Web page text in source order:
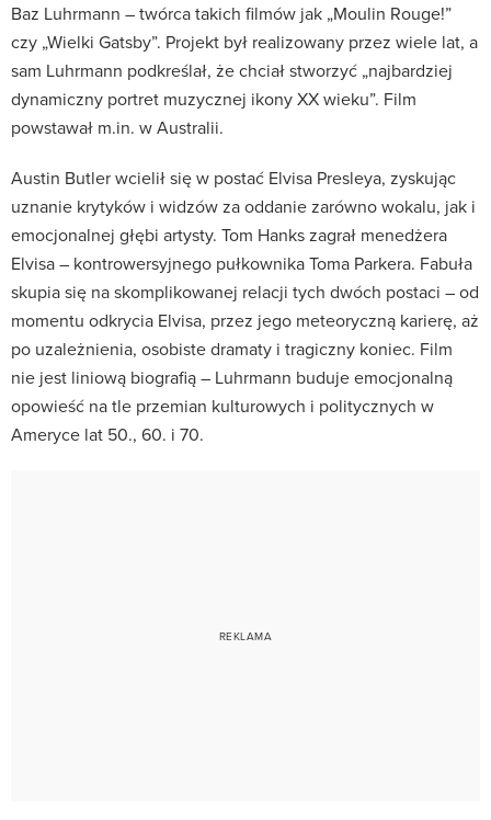
Baz Luhrmann – twórca takich filmów jak „Moulin Rouge!”
czy „Wielki Gatsby”. Projekt był realizowany przez wiele lat, a
sam Luhrmann podkreślał, że chciał stworzyć „najbardziej
dynamiczny portret muzycznej ikony XX wieku”. Film
powstawał m.in. w Australii.
Austin Butler wcielił się w postać Elvisa Presleya, zyskując
uznanie krytyków i widzów za oddanie zarówno wokalu, jak i
emocjonalnej głębi artysty. Tom Hanks zagrał menedżera
Elvisa – kontrowersyjnego pułkownika Toma Parkera. Fabuła
skupia się na skomplikowanej relacji tych dwóch postaci – od
momentu odkrycia Elvisa, przez jego meteoryczną karierę, aż
po uzależnienia, osobiste dramaty i tragiczny koniec. Film
nie jest liniową biografią – Luhrmann buduje emocjonalną
opowieść na tle przemian kulturowych i politycznych w
Ameryce lat 50., 60. i 70.